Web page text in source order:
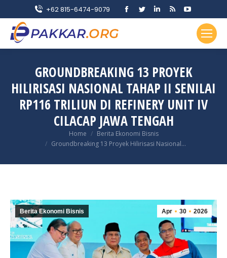
+62 815-6474-9079
Facebook
in
window
Twitter
in
window
Linkedin
in
window
Rss
opens
in
window
YouTube
page
opens
in
window
GROUNDBREAKING 13 PROYEK
HILIRISASI NASIONAL TAHAP II SENILAI
RP116 TRILIUN DI REFINERY UNIT IV
CILACAP JAWA TENGAH
Home
Berita Ekonomi Bisnis
Groundbreaking 13 Proyek Hilirisasi Nasional…
Apr 30 2026
Berita Ekonomi Bisnis